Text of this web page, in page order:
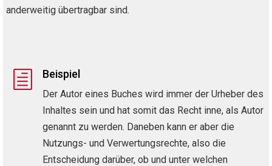
anderweitig übertragbar sind.
h Beispiel
Der Autor eines Buches wird immer der Urheber des
Inhaltes sein und hat somit das Recht inne, als Autor
genannt zu werden. Daneben kann er aber die
Nutzungs- und Verwertungsrechte, also die
Entscheidung darüber, ob und unter welchen